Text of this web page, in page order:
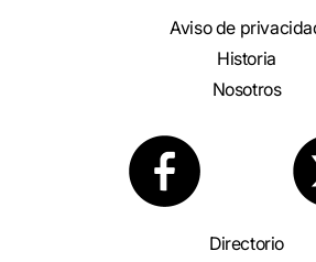
Aviso de
Historia
Nosotros
Directorio